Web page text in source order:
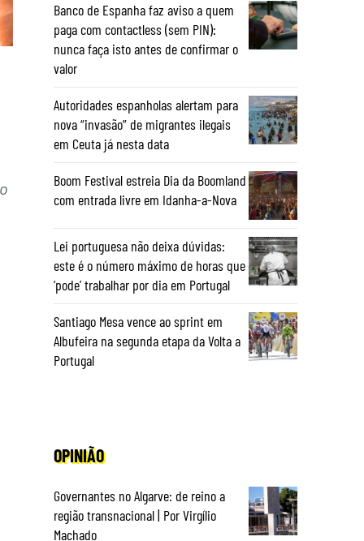
Banco de Espanha faz aviso a quem
paga com contactless (sem PIN):
nunca faça isto antes de confirmar o
valor
Autoridades espanholas alertam para
nova “invasão” de migrantes ilegais
em Ceuta já nesta data
Boom Festival estreia Dia da Boomland
com entrada livre em Idanha-a-Nova
Lei portuguesa não deixa dúvidas:
este é o número máximo de horas que
‘pode’ trabalhar por dia em Portugal
Santiago Mesa vence ao sprint em
Albufeira na segunda etapa da Volta a
Portugal
OPINIÃO
Governantes no Algarve: de reino a
região transnacional | Por Virgílio
Machado